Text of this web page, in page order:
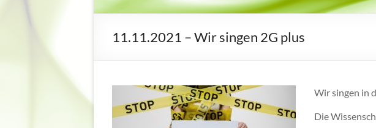
11.11.2021 – Wir singen 2G plus
Wir singen in
Die